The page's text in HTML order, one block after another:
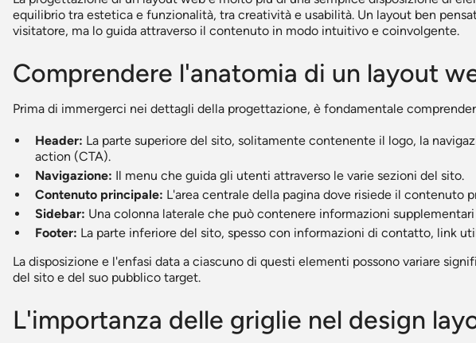
equilibrio tra estetica e funzionalità, tra creatività e usabilità. Un layout ben
visitatore, ma lo guida attraverso il contenuto in modo intuitivo e coinvolgente.
Comprendere l'anatomia di un layout
Prima di immergerci nei dettagli della progettazione, è fondamentale
Header: La parte superiore del sito, solitamente contenente il logo, la
action (CTA).
Navigazione: Il menu che guida gli utenti attraverso le varie sezioni del sito.
Contenuto principale: L'area centrale della pagina dove risiede il contenuto
Sidebar: Una colonna laterale che può contenere informazioni
Footer: La parte inferiore del sito, spesso con informazioni di contatto, link
La disposizione e l'enfasi data a ciascuno di questi elementi possono variare
del sito e del suo pubblico target.
L'importanza delle griglie nel design